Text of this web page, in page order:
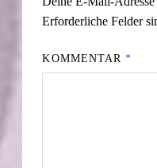
Erforderliche Felder
KOMMENTAR *